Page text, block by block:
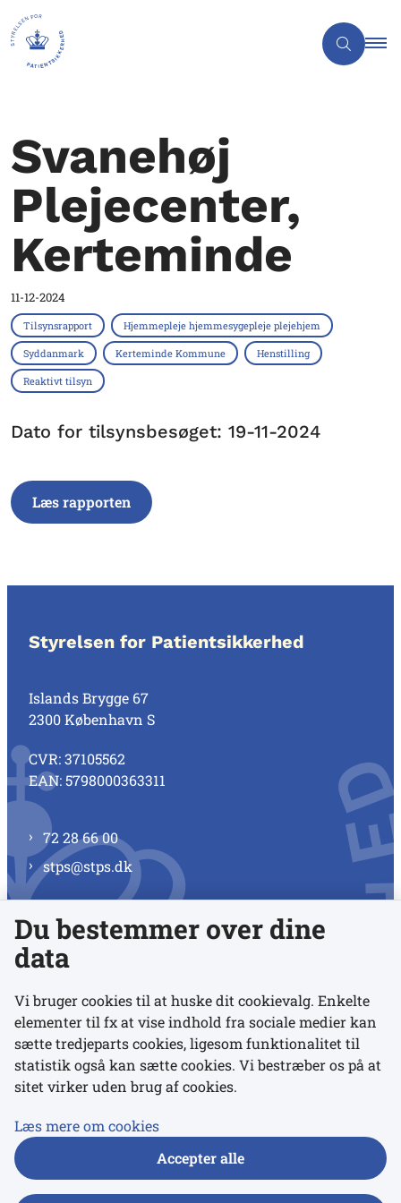
Svanehøj
Plejecenter,
Kerteminde
11-12-2024
Tilsynsrapport Hjemmepleje hjemmesygepleje plejehjem
Syddanmark Kerteminde Kommune Henstilling
Reaktivt tilsyn
Dato for tilsynsbesøget: 19-11-2024
Læs rapporten
Styrelsen for Patientsikkerhed
Islands Brygge 67
2300 København S
CVR: 37105562
EAN: 5798000363311
72 28 66 00
stps@stps.dk
Se alle kontaktnumre
Links
Udgivelser
Du bestemmer over dine
data
Vi bruger cookies til at huske dit cookievalg. Enkelte
elementer til fx at vise indhold fra sociale medier kan
sætte tredjeparts cookies, ligesom funktionalitet til
statistik også kan sætte cookies. Vi bestræber os på at
sitet virker uden brug af cookies.
Læs mere om cookies
Accepter alle